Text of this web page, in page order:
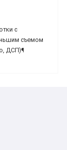
с
съемом
ДСП)¶